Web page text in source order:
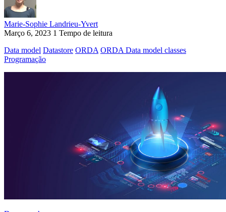
Marie-Sophie Landrieu-Yvert
Março 6, 2023 1 Tempo de leitura
Data model Datastore ORDA ORDA Data model classes
Programação